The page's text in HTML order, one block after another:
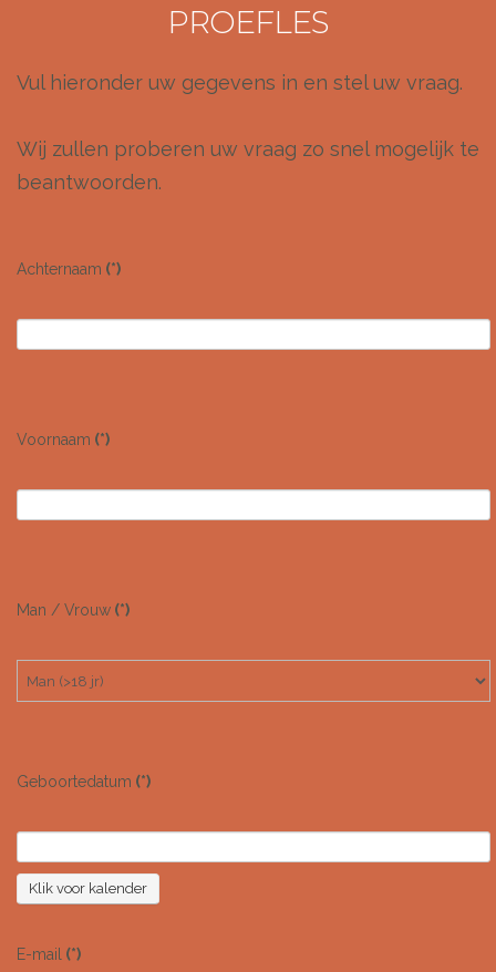
PROEFLES
Vul hieronder uw gegevens in en stel uw vraag.
Wij zullen proberen uw vraag zo snel mogelijk te
beantwoorden.
Achternaam (*)
Voornaam (*)
Man / Vrouw (*)
Geboortedatum (*)
Klik voor kalender
E-mail (*)